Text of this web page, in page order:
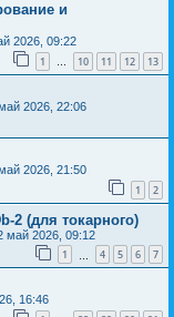
и
2026, 09:22
1 … 10 11 12 13
2026, 22:06
2026, 21:50
1 2
2 (для токарного)
май 2026, 09:12
1 4 5 6 7
16:46